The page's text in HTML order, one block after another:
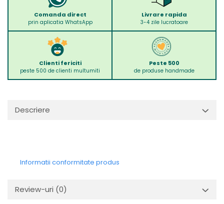
Comanda direct
prin aplicatia WhatsApp
Livrare rapida
3-4 zile lucratoare
Clienti fericiti
peste 500 de clienti multumiti
Peste 500
de produse handmade
Descriere
Informatii conformitate produs
Review-uri (0)